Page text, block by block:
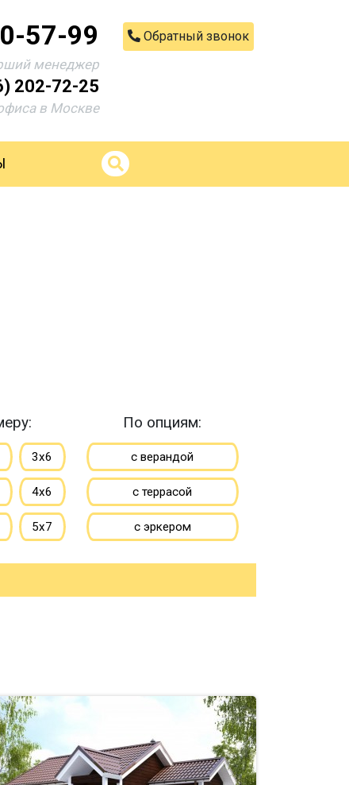
57-99
менеджер
202-72-25
в Москве
Обратный звонок
3х6
4х6
5х7
6х8
8х8
до 50 м
до 150 м
м
По опциям:
с верандой
с террасой
с эркером
с котельной
с панорамными окнами
с гостевой комнатой
с беседкой